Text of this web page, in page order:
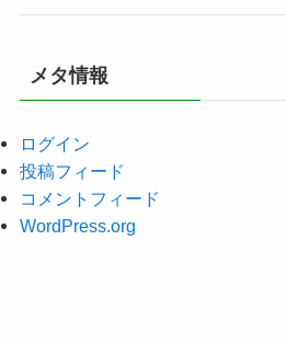
メタ情報
ログイン
投稿フィード
コメントフィード
WordPress.org